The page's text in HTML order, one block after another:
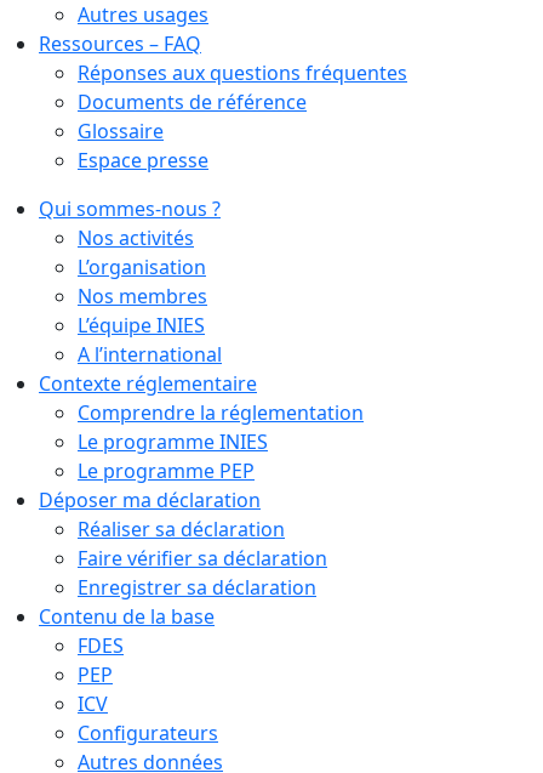
Autres usages
Ressources – FAQ
Réponses aux questions fréquentes
Documents de référence
Glossaire
Espace presse
Qui sommes-nous ?
Nos activités
L’organisation
Nos membres
L’équipe INIES
A l’international
Contexte réglementaire
Comprendre la réglementation
Le programme INIES
Le programme PEP
Déposer ma déclaration
Réaliser sa déclaration
Faire vérifier sa déclaration
Enregistrer sa déclaration
Contenu de la base
FDES
PEP
ICV
Configurateurs
Autres données